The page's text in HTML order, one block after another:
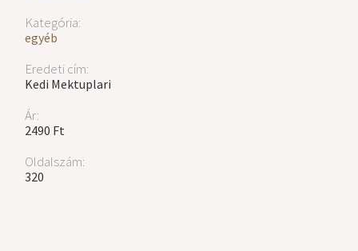
Kategória:
egyéb
Eredeti cím:
Kedi Mektuplari
Ár:
2490 Ft
Oldalszám:
320